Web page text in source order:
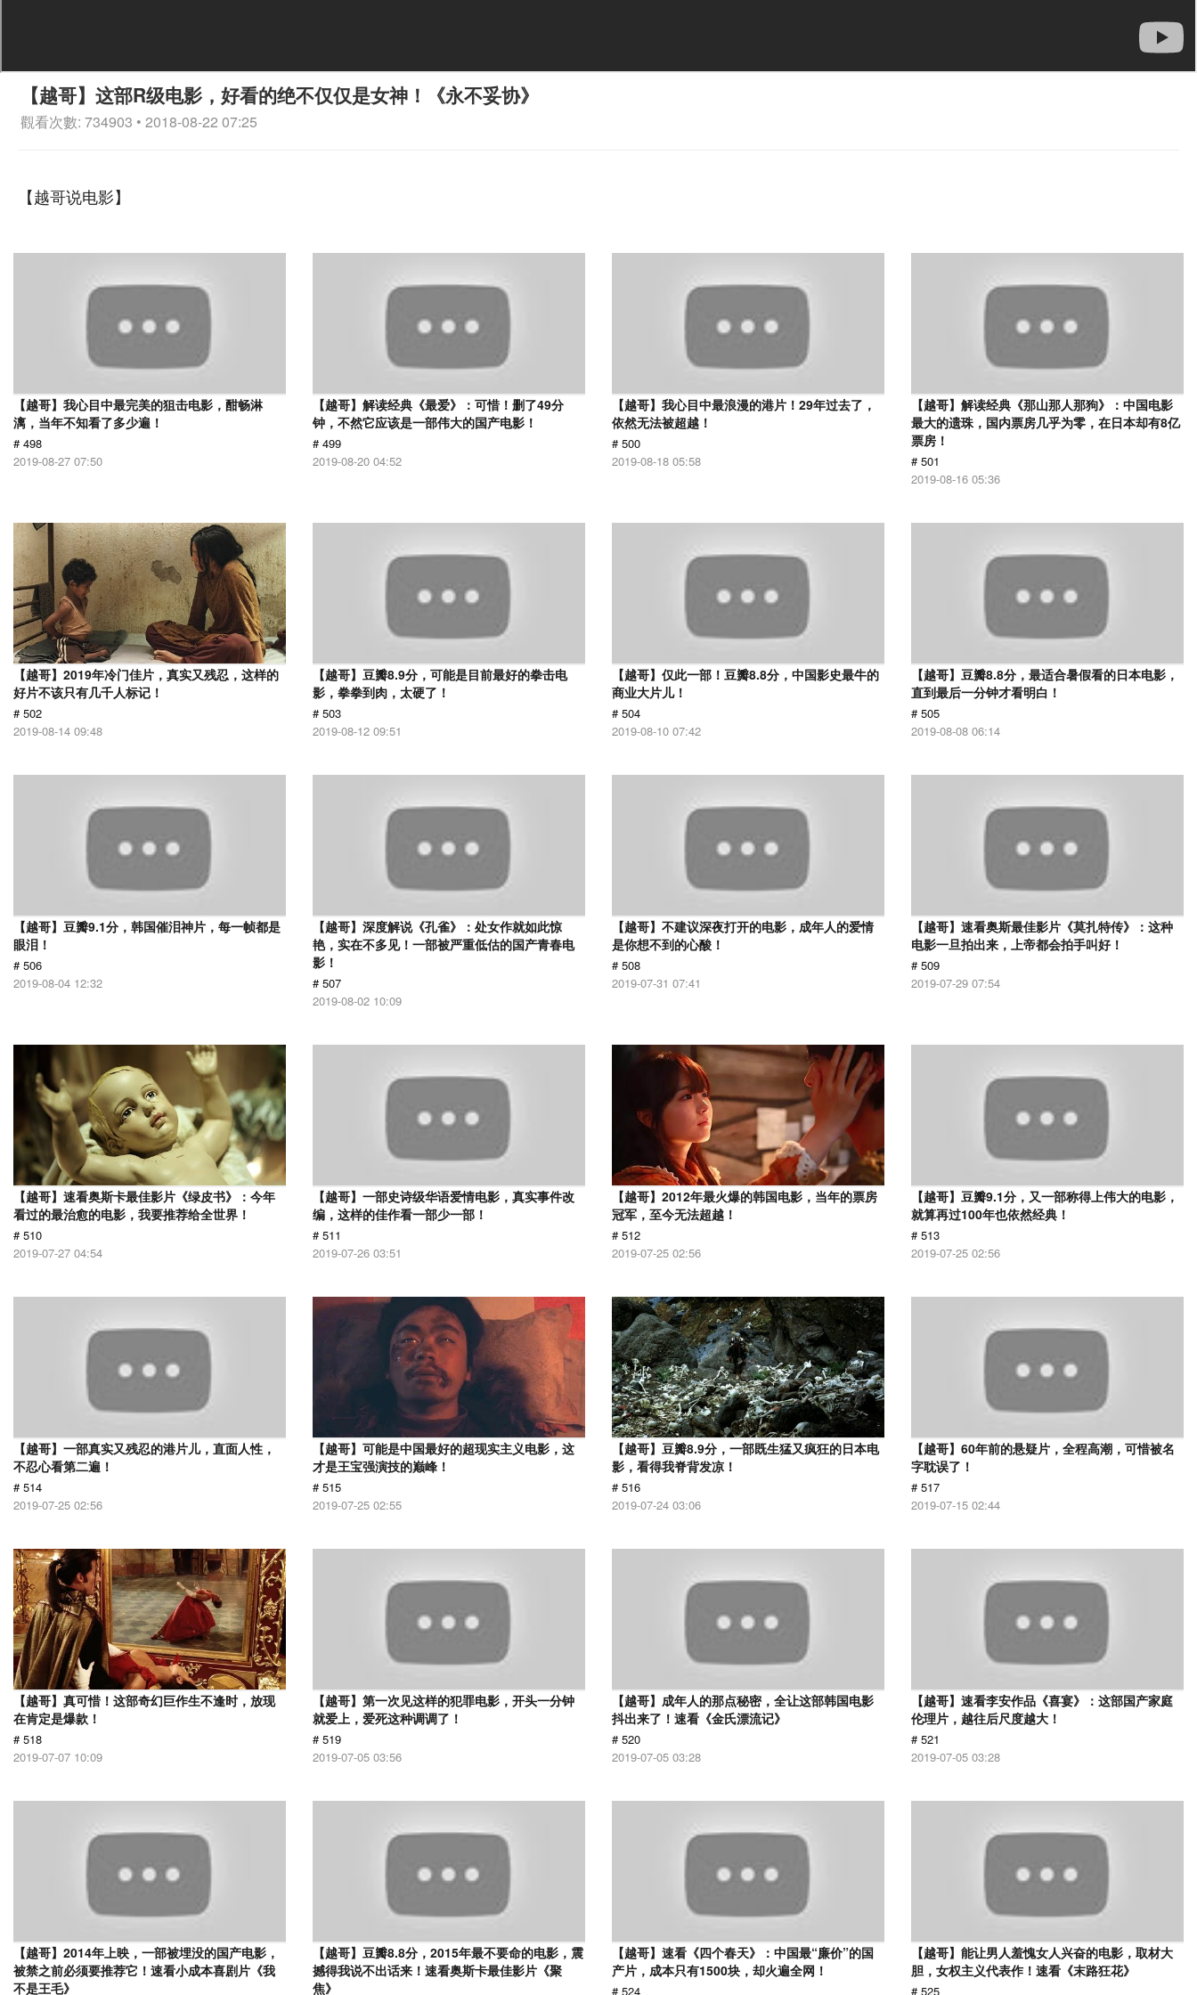
【越哥】这部R级电影，好看的绝不仅仅是女神！《永不妥协》
觀看次數: 734903 • 2018-08-22 07:25
【越哥说电影】
【越哥】我心目中最完美的狙击电影，酣畅淋
漓，当年不知看了多少遍！
# 498
2019-08-27 07:50
【越哥】解读经典《最爱》：可惜！删了49分
钟，不然它应该是一部伟大的国产电影！
# 499
2019-08-20 04:52
【越哥】我心目中最浪漫的港片！29年过去了，
依然无法被超越！
# 500
2019-08-18 05:58
【越哥】解读经典《那山那人那狗》：中国电影
最大的遗珠，国内票房几乎为零，在日本却有8亿
票房！
# 501
2019-08-16 05:36
【越哥】2019年冷门佳片，真实又残忍，这样的
好片不该只有几千人标记！
# 502
2019-08-14 09:48
【越哥】豆瓣8.9分，可能是目前最好的拳击电
影，拳拳到肉，太硬了！
# 503
2019-08-12 09:51
【越哥】仅此一部！豆瓣8.8分，中国影史最牛的
商业大片儿！
# 504
2019-08-10 07:42
【越哥】豆瓣8.8分，最适合暑假看的日本电影，
直到最后一分钟才看明白！
# 505
2019-08-08 06:14
【越哥】豆瓣9.1分，韩国催泪神片，每一帧都是
眼泪！
# 506
2019-08-04 12:32
【越哥】深度解说《孔雀》：处女作就如此惊
艳，实在不多见！一部被严重低估的国产青春电
影！
# 507
2019-08-02 10:09
【越哥】不建议深夜打开的电影，成年人的爱情
是你想不到的心酸！
# 508
2019-07-31 07:41
【越哥】速看奥斯最佳影片《莫扎特传》：这种
电影一旦拍出来，上帝都会拍手叫好！
# 509
2019-07-29 07:54
【越哥】速看奥斯卡最佳影片《绿皮书》：今年
看过的最治愈的电影，我要推荐给全世界！
# 510
2019-07-27 04:54
【越哥】一部史诗级华语爱情电影，真实事件改
编，这样的佳作看一部少一部！
# 511
2019-07-26 03:51
【越哥】2012年最火爆的韩国电影，当年的票房
冠军，至今无法超越！
# 512
2019-07-25 02:56
【越哥】豆瓣9.1分，又一部称得上伟大的电影，
就算再过100年也依然经典！
# 513
2019-07-25 02:56
【越哥】一部真实又残忍的港片儿，直面人性，
不忍心看第二遍！
# 514
2019-07-25 02:56
【越哥】可能是中国最好的超现实主义电影，这
才是王宝强演技的巅峰！
# 515
2019-07-25 02:55
【越哥】豆瓣8.9分，一部既生猛又疯狂的日本电
影，看得我脊背发凉！
# 516
2019-07-24 03:06
【越哥】60年前的悬疑片，全程高潮，可惜被名
字耽误了！
# 517
2019-07-15 02:44
【越哥】真可惜！这部奇幻巨作生不逢时，放现
在肯定是爆款！
# 518
2019-07-07 10:09
【越哥】第一次见这样的犯罪电影，开头一分钟
就爱上，爱死这种调调了！
# 519
2019-07-05 03:56
【越哥】成年人的那点秘密，全让这部韩国电影
抖出来了！速看《金氏漂流记》
# 520
2019-07-05 03:28
【越哥】速看李安作品《喜宴》：这部国产家庭
伦理片，越往后尺度越大！
# 521
2019-07-05 03:28
【越哥】2014年上映，一部被埋没的国产电影，
被禁之前必须要推荐它！速看小成本喜剧片《我
不是王毛》
【越哥】豆瓣8.8分，2015年最不要命的电影，震
撼得我说不出话来！速看奥斯卡最佳影片《聚
焦》
【越哥】速看《四个春天》：中国最“廉价”的国
产片，成本只有1500块，却火遍全网！
# 524
【越哥】能让男人羞愧女人兴奋的电影，取材大
胆，女权主义代表作！速看《末路狂花》
# 525